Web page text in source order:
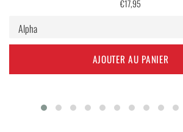
Prix
€17,95
AJOUTER AU PANIER